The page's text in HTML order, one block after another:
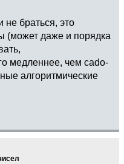
не браться, это
(может даже и порядка
медленнее, чем cado-
алгоритмические